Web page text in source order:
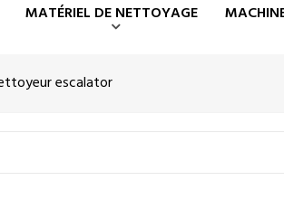
MATÉRIEL DE NETTOYAGE
escalator